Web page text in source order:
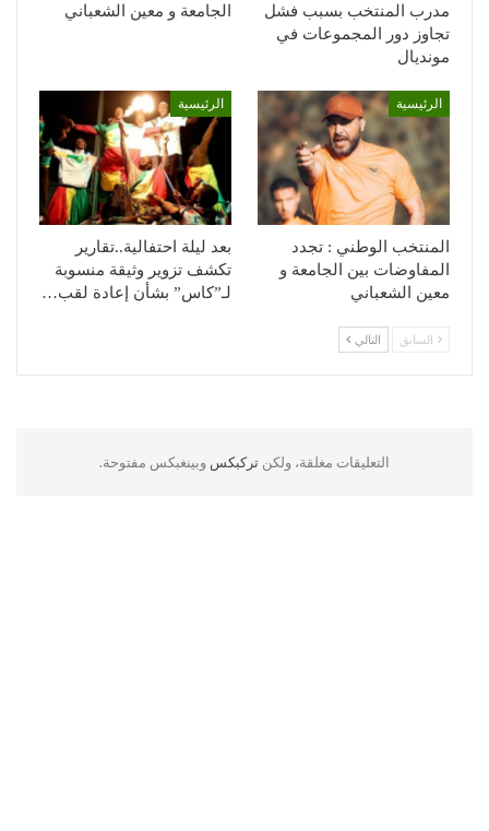
مدرب المنتخب بسبب فشل
تجاوز دور المجموعات في
مونديال
الجامعة و معين الشعباني
الرئيسية
المنتخب الوطني : تجدد
المفاوضات بين الجامعة و
معين الشعباني
الرئيسية
بعد ليلة احتفالية..تقارير
تكشف تزوير وثيقة منسوبة
لـ”كاس” بشأن إعادة لقب…
السابق التالي
التعليقات مغلقة، ولكن تركبكس وبينغبكس مفتوحة.